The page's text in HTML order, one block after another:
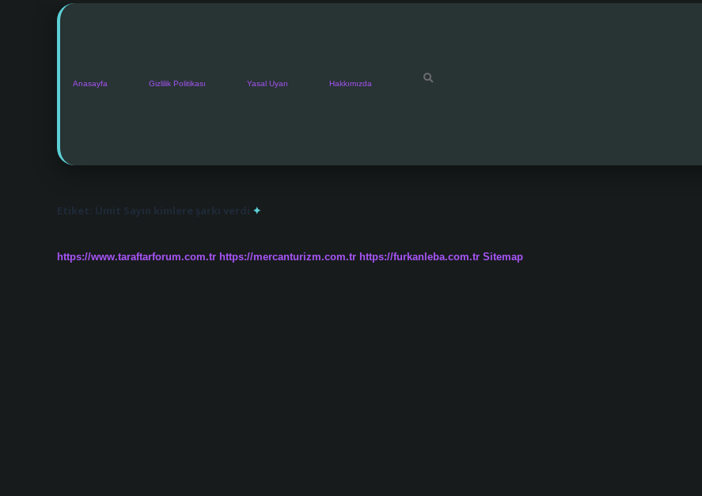
Anasayfa Gizlilik Politikası Yasal Uyarı Hakkımızda
Etiket: Ümit Sayın kimlere şarkı verdi
https://www.taraftarforum.com.tr https://mercanturizm.com.tr https://furkanleba.com.tr Sitemap